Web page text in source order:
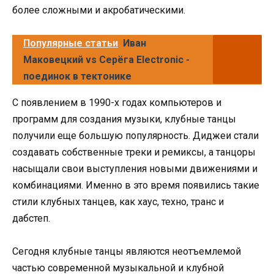
более сложными и акробатическими.
Популярные статьи Иван
Маковецкий vs Серёга Electronic -
поединок в тектонике
С появлением в 1990-х годах компьютеров и
программ для создания музыки, клубные танцы
получили еще большую популярность. Диджеи стали
создавать собственные треки и ремиксы, а танцоры
насыщали свои выступления новыми движениями и
комбинациями. Именно в это время появились такие
стили клубных танцев, как хаус, техно, транс и
дабстеп.
Сегодня клубные танцы являются неотъемлемой
частью современной музыкальной и клубной